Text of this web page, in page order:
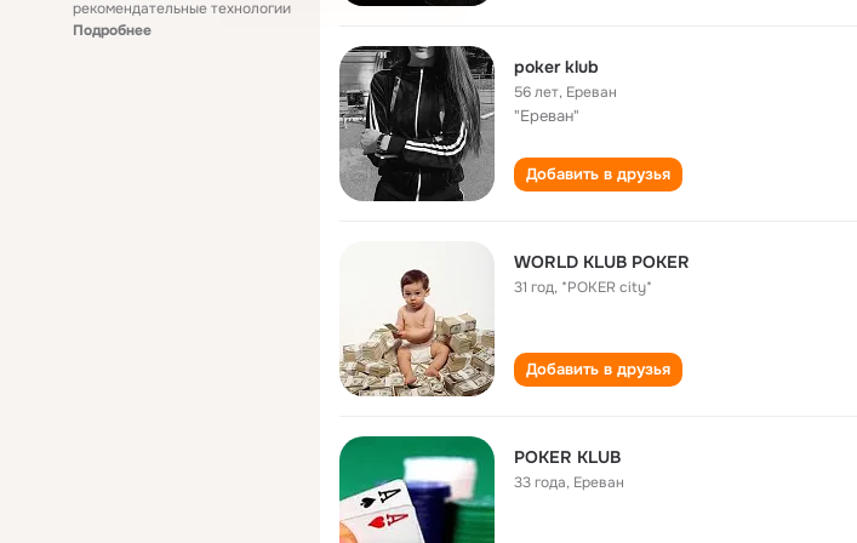
рекомендательные технологии
Подробнее
poker klub
56 лет, Ереван
"Ереван"
Добавить в друзья
WORLD KLUB POKER
31 год, *POKER city*
Добавить в друзья
POKER KLUB
33 года, Ереван